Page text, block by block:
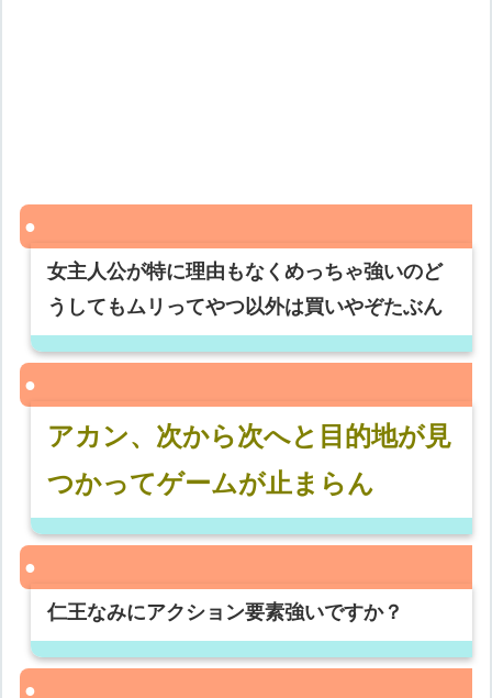
女主人公が特に理由もなくめっちゃ強いのど
うしてもムリってやつ以外は買いやぞたぶん
アカン、次から次へと目的地が見
つかってゲームが止まらん
仁王なみにアクション要素強いですか？